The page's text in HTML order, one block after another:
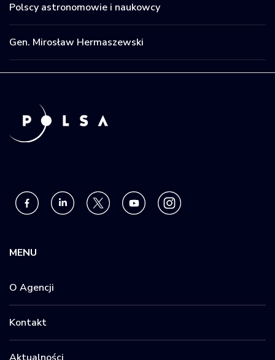
Krajowy Rejestr
Obiektów
Kosmicznych
Polscy astronomowie i naukowcy
Gen. Mirosław Hermaszewski
MENU
O Agencji
Kontakt
Aktualności